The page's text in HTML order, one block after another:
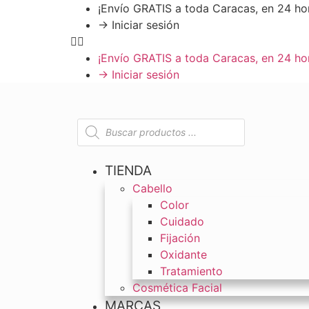
¡Envío GRATIS a toda Caracas, en 24
→ Iniciar sesión
¡Envío GRATIS a toda Caracas, en 24
→ Iniciar sesión
TIENDA
Cabello
Color
Cuidado
Fijación
Oxidante
Tratamiento
Cosmética Facial
MARCAS